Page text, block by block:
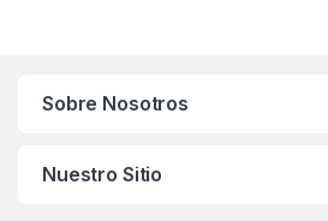
Sobre Nosotros
Nuestro Sitio